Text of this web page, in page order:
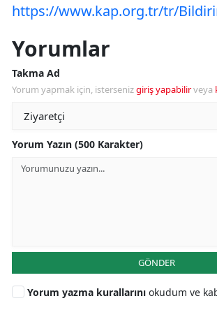
https://www.kap.org.tr/tr/
Yorumlar
Takma Ad
Yorum yapmak için, istersenizgiriş yapabilirveya
Yorum Yazın (500 Karakter)
GÖNDER
Yorum yazma kurallarını okudum ve